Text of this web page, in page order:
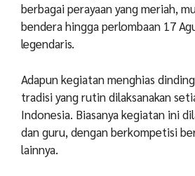
berbagai perayaan yang meriah,
bendera hinggaperlombaan 17
legendaris.
Adapun kegiatan menghias
tradisi yang rutin dilaksanakan
Indonesia. Biasanya kegiatan ini
dan guru, dengan berkompetisi
lainnya.